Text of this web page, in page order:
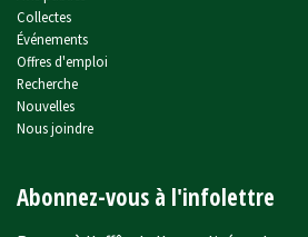
Collectes
Événements
Offres d'emploi
Recherche
Nouvelles
Nous joindre
Abonnez-vous à l'infolettre